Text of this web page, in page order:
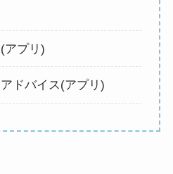
アプリ)
ドバイス(アプリ)